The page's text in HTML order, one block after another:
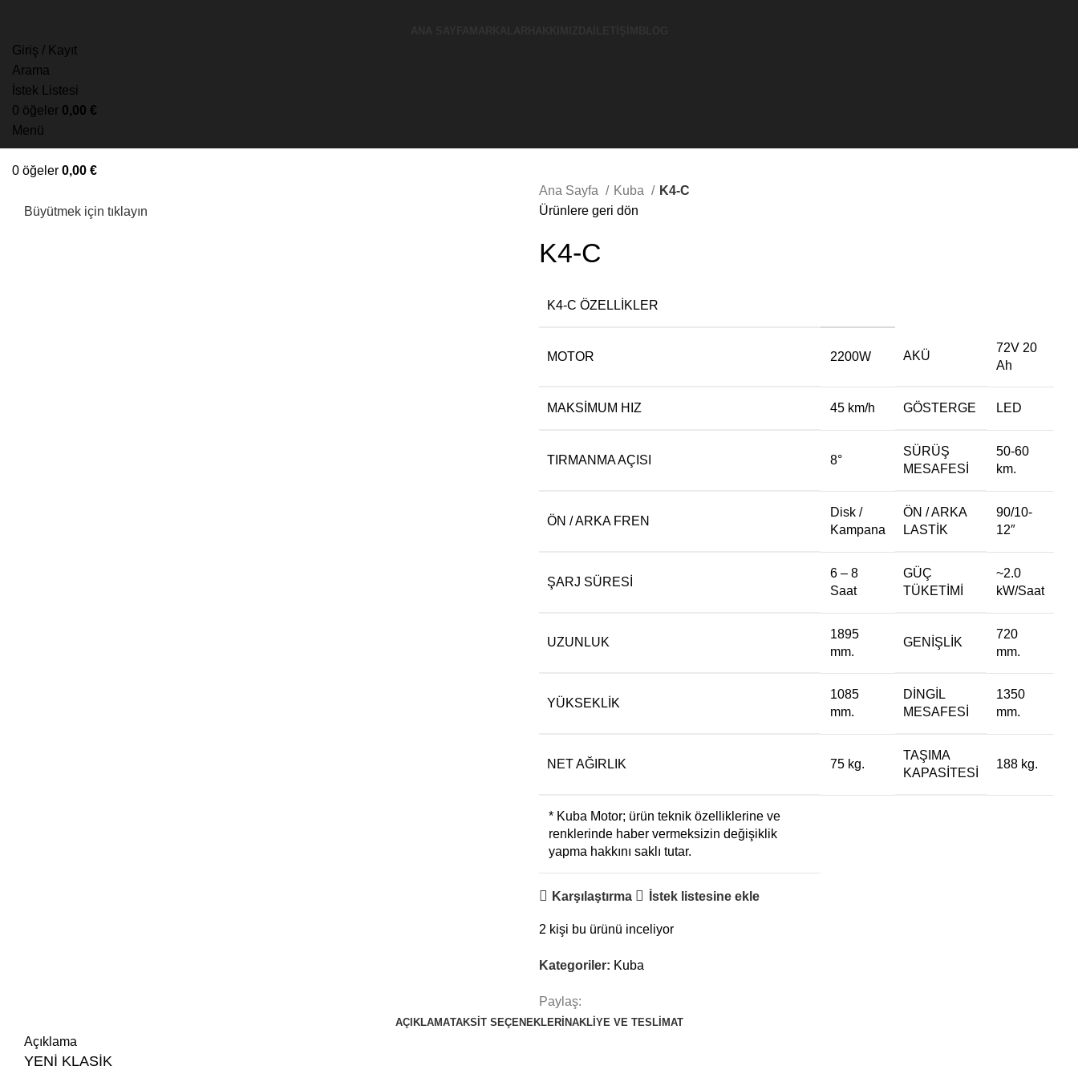
Giriş / Kayıt
Arama
İstek Listesi
0 öğeler 0,00 €
Menü
0 öğeler 0,00 €
Büyütmek için tıklayın
Ana Sayfa Kuba
K4-C
Ürünlere geri dön
K4-C
K4-C ÖZELLİKLER
MOTOR 2200W AKÜ
72V 20
Ah
MAKSIMUM HIZ 45 km/h GÖSTERGE LED
TIRMANMA AÇISI 8°
SÜRÜŞ
MESAFESI
50-60
km.
ÖN / ARKA FREN
Disk /
Kampana
ÖN / ARKA
LASTIK
90/10-
12″
ŞARJ SÜRESI
6 – 8
Saat
GÜÇ
TÜKETIMI
~2.0
kW/Saat
UZUNLUK
1895
mm.
GENIŞLIK
720
mm.
YÜKSEKLIK
1085
mm.
DINGIL
MESAFESI
1350
mm.
NET AĞIRLIK 75 kg.
TAŞIMA
KAPASITESI
188 kg.
* Kuba Motor; ürün teknik özelliklerine ve
renklerinde haber vermeksizin değişiklik
yapma hakkını saklı tutar.
Karşılaştırma İstek listesine ekle
2 kişi bu ürünü inceliyor
Kategoriler: Kuba
Paylaş:
AÇIKLAMATAKSIT SEÇENEKLERI NAKLIYE VE TESLIMAT
Açıklama
YENİ KLASİK